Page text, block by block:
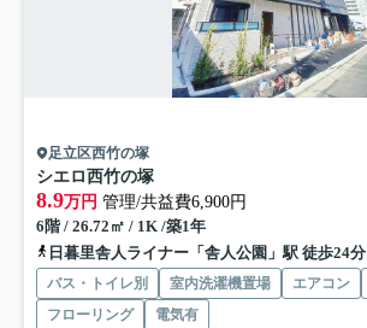
足立区西竹の塚
シエロ西竹の塚
8.9万円 管理/共益費6,900円
6階 / 26.72㎡ / 1K /築1年
日暮里舎人ライナー「舎人公園」駅 徒歩24分
バス・トイレ別 室内洗濯機置場 エアコン
フローリング
電気有